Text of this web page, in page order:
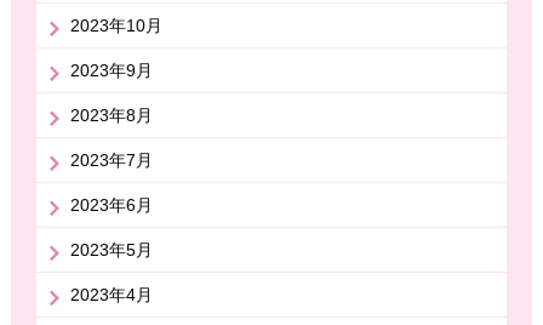
2023年10月
2023年9月
2023年8月
2023年7月
2023年6月
2023年5月
2023年4月